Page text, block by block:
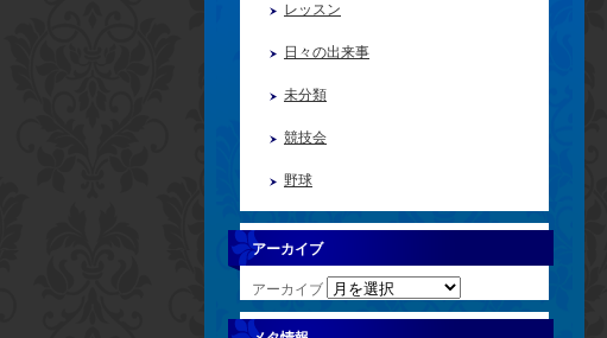
レッスン
日々の出来事
未分類
競技会
野球
アーカイブ
アーカイブ